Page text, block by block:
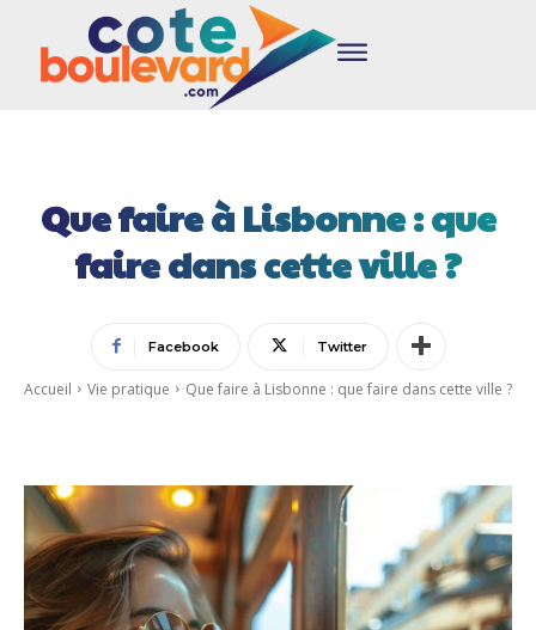
Que faire à Lisbonne : que
faire dans cette ville ?
Facebook Twitter
Accueil Vie pratique Que faire à Lisbonne : que faire dans cette ville ?